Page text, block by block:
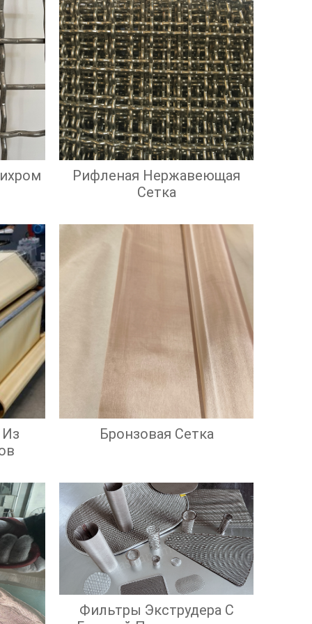
Рифленая Нержавеющая
Сетка
Бронзовая Сетка
Фильтры Экструдера С